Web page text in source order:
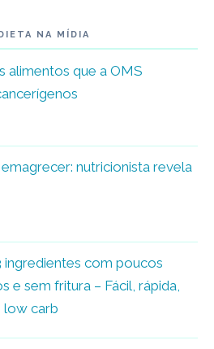
NA MÍDIA
alimentos que a OMS
nutricionista revela
ingredientes com poucos
e sem fritura – Fácil, rápida,
low carb